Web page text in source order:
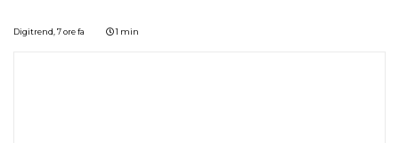
Digitrend, 7 ore fa 1 min